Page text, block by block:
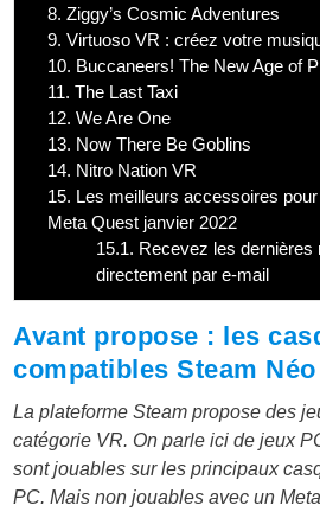
8. Ziggy’s Cosmic Adventures
9. Virtuoso VR : créez votre
10. Buccaneers! The New Age of
11. The Last Taxi
12. We Are One
13. Now There Be Goblins
14. Nitro Nation VR
15. Les meilleurs accessoires
Meta Quest janvier 2022
15.1. Recevez les dernières
directement par e-mail
Avant propose : les
compatibles Steam
La plateforme Steam propose des
catégorie VR. On parle ici de jeux
sont jouables sur les principaux
PC. Mais non jouables avec un